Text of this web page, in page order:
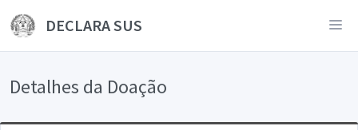
DECLARA SUS
Detalhes da Doação